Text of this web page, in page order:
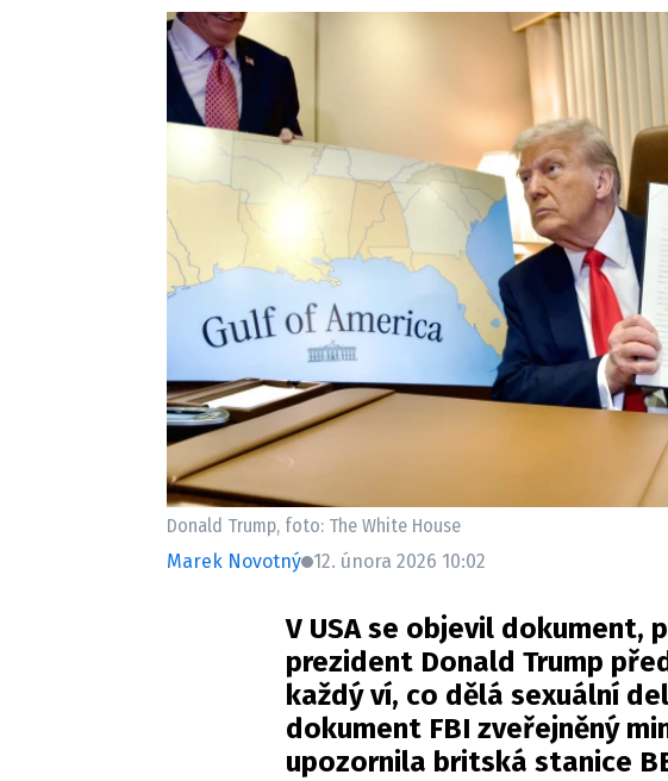
Zaznamenali jste událost?
Pošlete
Donald Trump, foto: The White House
Marek Novotný 12. února 2026 10:02
V USA se objevil
prezident Donald Trump
každý ví, co dělá sexuální
dokument FBI zveřejněný
upozornila britská stanice